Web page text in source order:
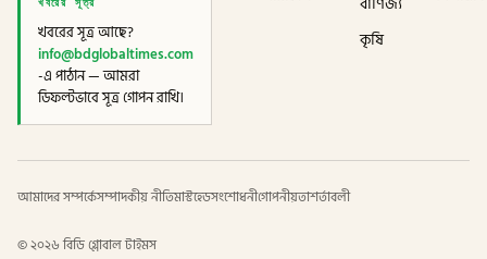
খবরের সূত্র আছে?
info@bdglobaltimes.com
-এ পাঠান — আমরা
ডিফল্টভাবে সূত্র গোপন রাখি।
কৃষি
আমাদের সম্পর্কেসম্পাদকীয় নীতিমাস্টহেডসংশোধনীগোপনীয়তাশর্তাবলী
©২০২৬ বিডি গ্লোবাল টাইমস